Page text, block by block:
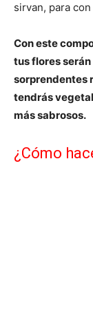
sirvan, para
Con este
tus flores serán
sorprendentes
tendrás
más sabrosos.
¿Cómo